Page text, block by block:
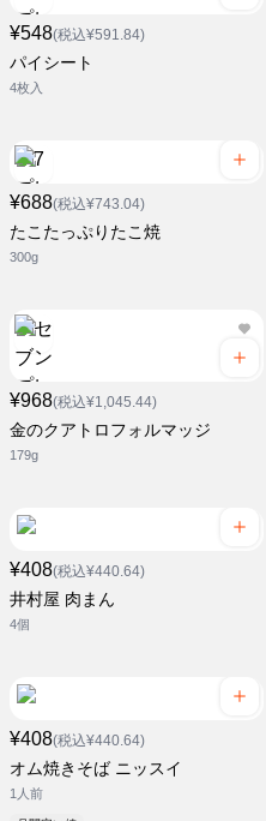
¥548(税込¥591.84)
パイシート
4枚入
¥688(税込¥743.04)
たこたっぷりたこ焼
300g
¥968(税込¥1,045.44)
金のクアトロフォルマッジ
179g
¥408(税込¥440.64)
井村屋 肉まん
4個
¥408(税込¥440.64)
オム焼きそば ニッスイ
1人前